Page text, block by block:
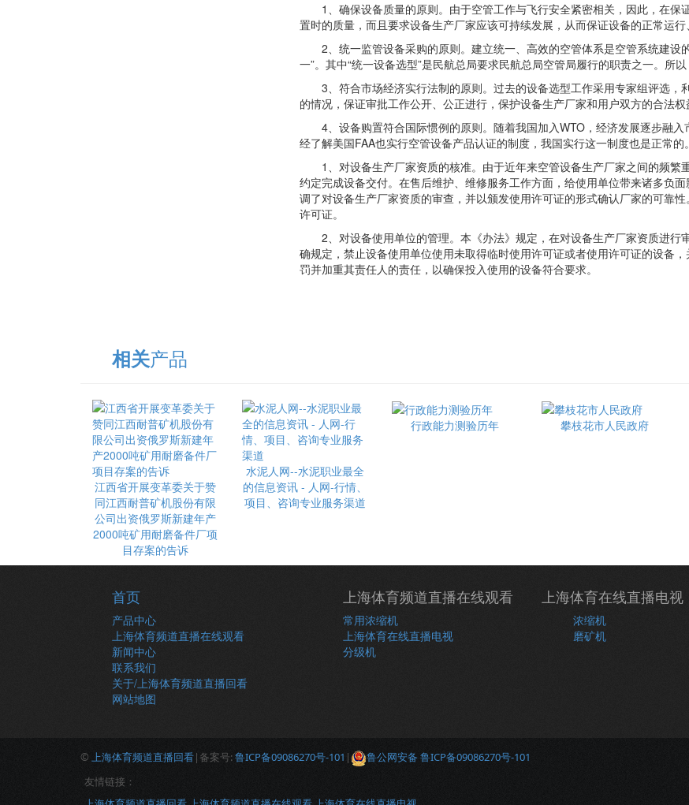
1、确保设备质量的原则。由于空管工作与飞行安全紧密相关，因此，在保
置时的质量，而且要求设备生产厂家应该可持续发展，从而保证设备的正常运行
2、统一监管设备采购的原则。建立统一、高效的空管体系是空管系统建设
一”。其中“统一设备选型”是民航总局要求民航总局空管局履行的职责之一。所
3、符合市场经济实行法制的原则。过去的设备选型工作采用专家组评选，
的情况，保证审批工作公开、公正进行，保护设备生产厂家和用户双方的合法权
4、设备购置符合国际惯例的原则。随着我国加入WTO，经济发展逐步融入
经了解美国FAA也实行空管设备产品认证的制度，我国实行这一制度也是正常的。
1、对设备生产厂家资质的核准。由于近年来空管设备生产厂家之间的频繁
约定完成设备交付。在售后维护、维修服务工作方面，给使用单位带来诸多负
调了对设备生产厂家资质的审查，并以颁发使用许可证的形式确认厂家的可靠
许可证。
2、对设备使用单位的管理。本《办法》规定，在对设备生产厂家资质进行
确规定，禁止设备使用单位使用未取得临时使用许可证或者使用许可证的设备
罚并加重其责任人的责任，以确保投入使用的设备符合要求。
相关产品
江西省开展变革委关于赞
同江西耐普矿机股份有限
公司出资俄罗斯新建年产
2000吨矿用耐磨备件厂项
目存案的告诉
水泥人网--水泥职业最全
的信息资讯 - 人网-行情、
项目、咨询专业服务渠道
行政能力测验历年 攀枝花市人民政府
首页
产品中心
上海体育频道直播在线观看
新闻中心
联系我们
关于/上海体育频道直播回看
网站地图
上海体育频道直播在线观看
常用浓缩机
上海体育在线直播电视
分级机
上海体育在线直播电视
浓缩机
磨矿机
© 上海体育频道直播回看|备案号:鲁ICP备09086270号-101 |
鲁公网安备 鲁ICP备09086270号-101
友情链接：